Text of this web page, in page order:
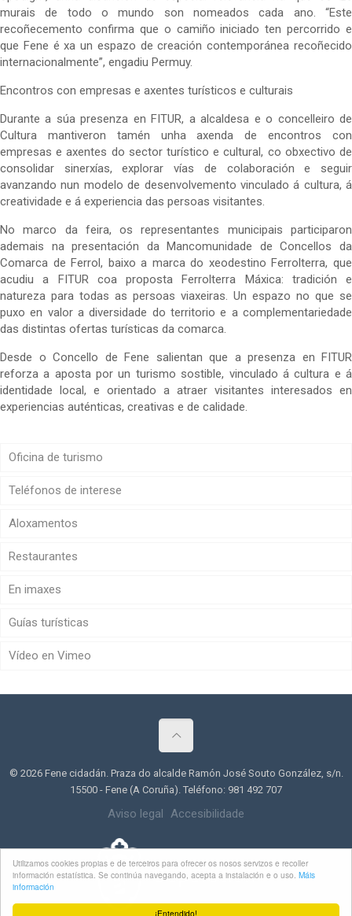
¡Entendido!
Utilizamos cookies propias e de terceiros para ofrecer os nosos servizos e recoller
información estatística. Se continúa navegando, acepta a instalación e o uso. Máis
información
murais de todo o mundo son nomeados cada ano. “Este
recoñecemento confirma que o camiño iniciado ten percorrido e
que Fene é xa un espazo de creación contemporánea recoñecido
internacionalmente”, engadiu Permuy.
Encontros con empresas e axentes turísticos e culturais
Durante a súa presenza en FITUR, a alcaldesa e o concelleiro de
Cultura mantiveron tamén unha axenda de encontros con
empresas e axentes do sector turístico e cultural, co obxectivo de
consolidar sinerxías, explorar vías de colaboración e seguir
avanzando nun modelo de desenvolvemento vinculado á cultura, á
creatividade e á experiencia das persoas visitantes.
No marco da feira, os representantes municipais participaron
ademais na presentación da Mancomunidade de Concellos da
Comarca de Ferrol, baixo a marca do xeodestino Ferrolterra, que
acudiu a FITUR coa proposta Ferrolterra Máxica: tradición e
natureza para todas as persoas viaxeiras. Un espazo no que se
puxo en valor a diversidade do territorio e a complementariedade
das distintas ofertas turísticas da comarca.
Desde o Concello de Fene salientan que a presenza en FITUR
reforza a aposta por un turismo sostible, vinculado á cultura e á
identidade local, e orientado a atraer visitantes interesados en
experiencias auténticas, creativas e de calidade.
Oficina de turismo
Teléfonos de interese
Aloxamentos
Restaurantes
En imaxes
Guías turísticas
Vídeo en Vimeo
© 2026 Fene cidadán. Praza do alcalde Ramón José Souto González, s/n.
15500 - Fene (A Coruña). Teléfono: 981 492 707
Aviso legal Accesibilidade